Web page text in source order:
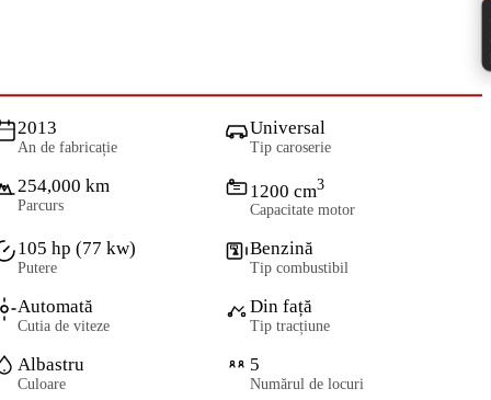
2013
An de fabricație
Universal
Tip caroserie
254,000 km
Parcurs
1200 cm3
Capacitate motor
105 hp (77 kw)
Putere
Benzină
Tip combustibil
Automată
Cutia de viteze
Din față
Tip tracțiune
Albastru
Culoare
5
Numărul de locuri